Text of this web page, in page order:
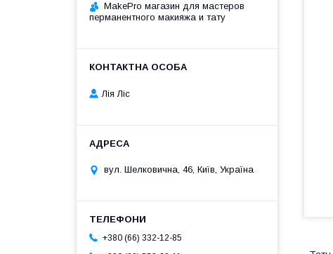
MakePro магазин для мастеров
перманентного макияжа и тату
Лія Ліс
вул. Шелковична, 46, Київ, Україна
+380 (66) 332-12-85